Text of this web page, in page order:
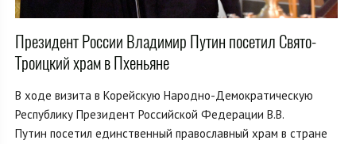
Президент России Владимир Путин посетил Свято-
Троицкий храм в Пхеньяне
В ходе визита в Корейскую Народно-Демократическую
Республику Президент Российской Федерации В.В.
Путин посетил единственный православный храм в стране